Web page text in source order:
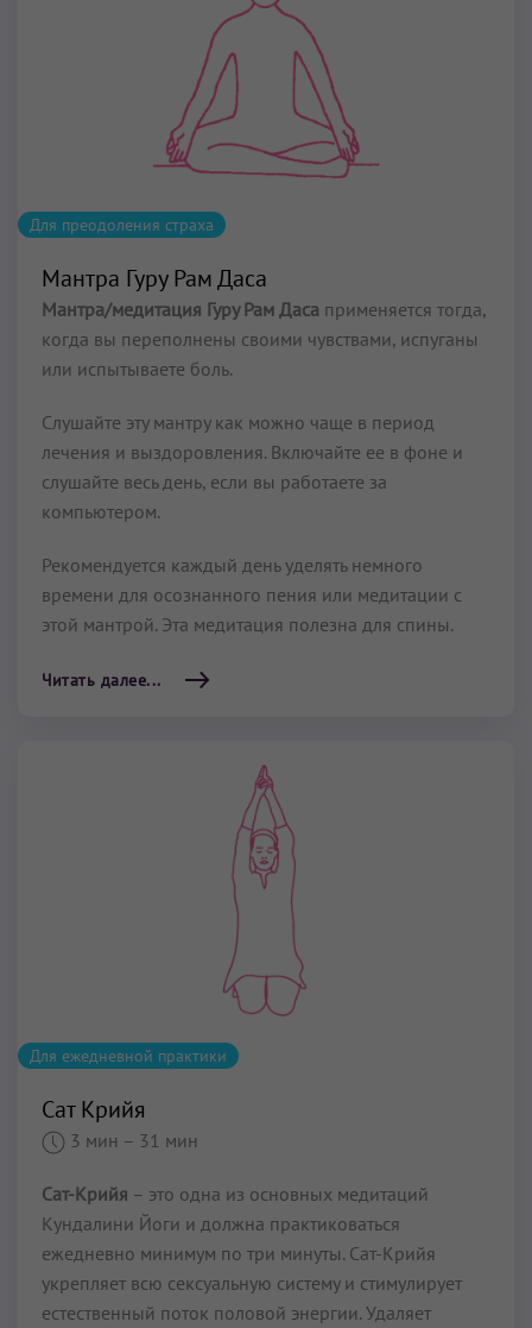
Для преодоления страха
Мантра Гуру Рам Даса
Мантра/медитация Гуру Рам Даса применяется тогда,
когда вы переполнены своими чувствами, испуганы
или испытываете боль.
Слушайте эту мантру как можно чаще в период
лечения и выздоровления. Включайте ее в фоне и
слушайте весь день, если вы работаете за
компьютером.
Рекомендуется каждый день уделять немного
времени для осознанного пения или медитации с
этой мантрой. Эта медитация полезна для спины.
Читать далее...
Для ежедневной практики
Сат Крийя
3 мин – 31 мин
Сат-Крийя – это одна из основных медитаций
Кундалини Йоги и должна практиковаться
ежедневно минимум по три минуты. Сат-Крийя
укрепляет всю сексуальную систему и стимулирует
естественный поток половой энергии. Удаляет